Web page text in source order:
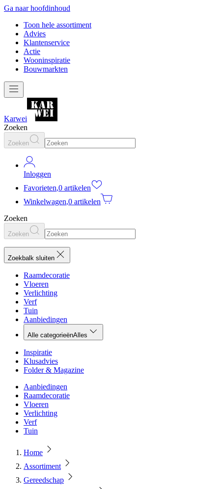
Ga naar hoofdinhoud
Toon hele assortiment
Advies
Klantenservice
Actie
Wooninspiratie
Bouwmarkten
Karwei
Zoeken
Zoeken
Inloggen
Favorieten,0 artikelen
Winkelwagen,0 artikelen
Zoeken
Zoeken
Zoekbalk sluiten
Raamdecoratie
Vloeren
Verlichting
Verf
Tuin
Aanbiedingen
Alle categorieënAlles
Inspiratie
Klusadvies
Folder & Magazine
Aanbiedingen
Raamdecoratie
Vloeren
Verlichting
Verf
Tuin
Home
Assortiment
Gereedschap